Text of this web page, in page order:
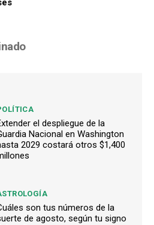
el despliegue de la
Nacional en Washington
2029 costará otros $1,400
son tus números de la
de agosto, según tu signo